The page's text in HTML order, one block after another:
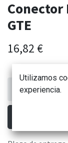
Conector
GTE
16,82 €
Utilizamos
experiencia.